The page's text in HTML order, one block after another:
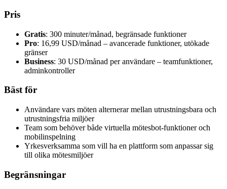
Pris
Gratis: 300 minuter/månad, begränsade funktioner
Pro: 16,99 USD/månad – avancerade funktioner, utökade
gränser
Business: 30 USD/månad per användare – teamfunktioner,
adminkontroller
Bäst för
Användare vars möten alternerar mellan utrustningsbara och
utrustningsfria miljöer
Team som behöver både virtuella mötesbot-funktioner och
mobilinspelning
Yrkesverksamma som vill ha en plattform som anpassar sig
till olika mötesmiljöer
Begränsningar